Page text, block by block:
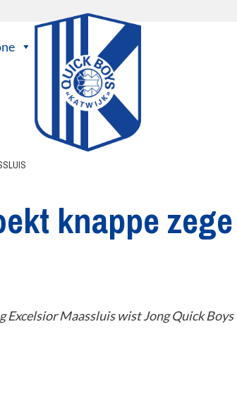
knappe zege
Excelsior Maassluis wist Jong Quick Boys